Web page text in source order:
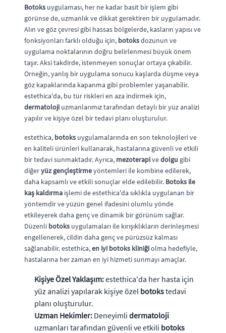
Botoks uygulaması, her ne kadar basit bir işlem gibi
görünse de, uzmanlık ve dikkat gerektiren bir uygulamadır.
Alın ve göz çevresi gibi hassas bölgelerde, kasların yapısı ve
fonksiyonları farklı olduğu için, botoksdozunun ve
uygulama noktalarının doğru belirlenmesi büyük önem
taşır. Aksi takdirde, istenmeyen sonuçlar ortaya çıkabilir.
Örneğin, yanlış bir uygulama sonucu kaşlarda düşme veya
göz kapaklarında kapanma gibi problemler yaşanabilir.
estethica'da, bu tür riskleri en aza indirmek için,
dermatoloji uzmanlarımız tarafından detaylı bir yüz analizi
yapılır ve kişiye özel bir tedavi planı oluşturulur.
estethica, botoks uygulamalarında en son teknolojileri ve
en kaliteli ürünleri kullanarak, hastalarına güvenli ve etkili
bir tedavi sunmaktadır. Ayrıca, mezoterapivedolgu gibi
diğeryüz gençleştirmeyöntemleri ile kombine edilerek,
daha kapsamlı ve etkili sonuçlar elde edilebilir. Botoks ile
kaş kaldırma işlemi de estethica'da sıklıkla uygulanan bir
yöntemdir ve yüzün genel ifadesini olumlu yönde
etkileyerek daha genç ve dinamik bir görünüm sağlar.
Düzenli botoks uygulamaları ile kırışıklıkların derinleşmesi
engellenerek, cildin daha genç ve pürüzsüz kalması
sağlanabilir. estethica,en iyi botoks kliniğiolma hedefiyle,
hastalarına her zaman en iyi hizmeti sunmayı amaçlar.
Kişiye Özel Yaklaşım:estethica'da her hasta için
yüz analizi yapılarak kişiye özel botokstedavi
planı oluşturulur.
Uzman Hekimler: Deneyimli dermatoloji
uzmanları tarafından güvenli ve etkili botoks